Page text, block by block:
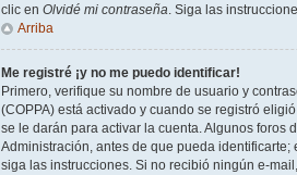
clic en Olvidé mi contraseña. Siga las
Arriba
Me registré ¡y no me puedo identificar!
Primero, verifique su nombre de usuario y
(COPPA) está activado y cuando se registró
se le darán para activar la cuenta. Algunos foros
Administración, antes de que pueda
siga las instrucciones. Si no recibió ningún e-